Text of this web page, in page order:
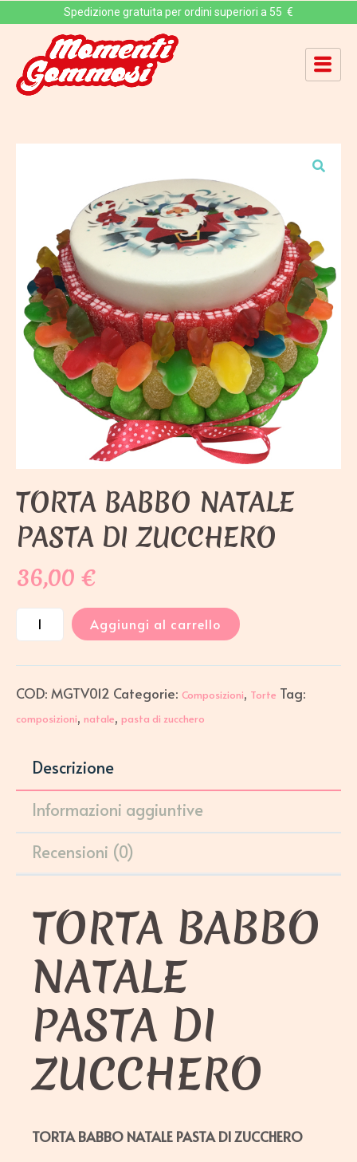
Spedizione gratuita per ordini superiori a 55 €
TORTA BABBO NATALE
PASTA DI ZUCCHERO
36,00€
Aggiungi al carrello
COD: MGTV012 Categorie: Composizioni, Torte Tag:
composizioni, natale, pasta di zucchero
Descrizione
Informazioni aggiuntive
Recensioni (0)
TORTA BABBO
NATALE
PASTA DI
ZUCCHERO
TORTA BABBO NATALE PASTA DI ZUCCHERO